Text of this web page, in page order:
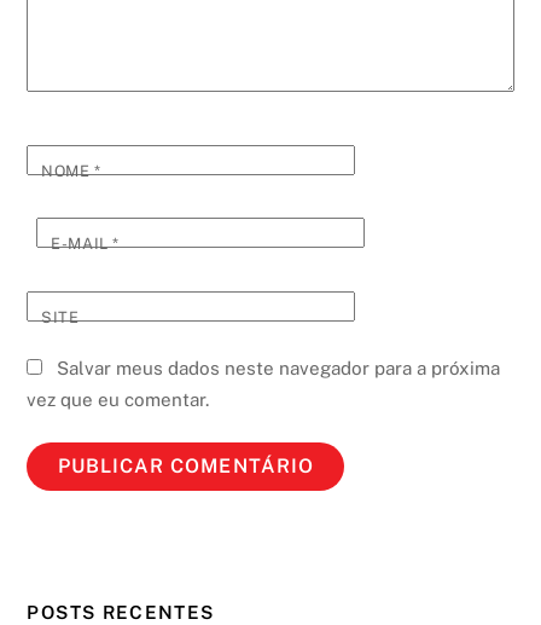
NOME*
E-MAIL*
SITE
Salvar meus dados neste navegador para a próxima
vez que eu comentar.
POSTS RECENTES